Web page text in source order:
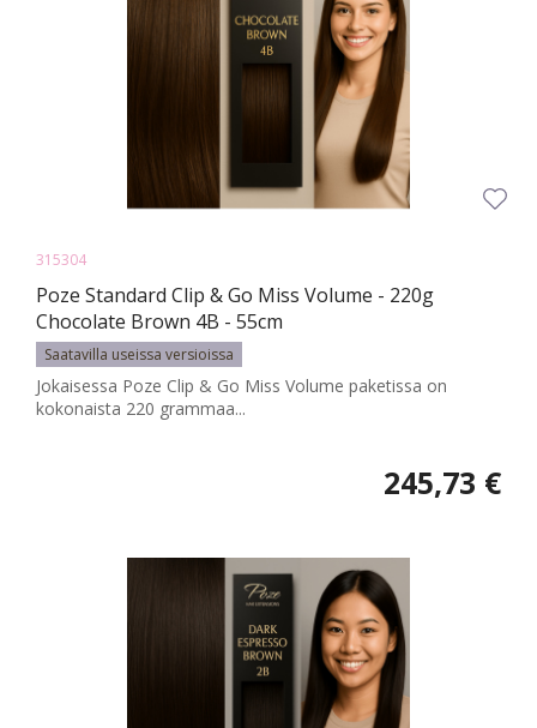
315304
Poze Standard Clip & Go Miss Volume - 220g
Chocolate Brown 4B - 55cm
Saatavilla useissa versioissa
Jokaisessa Poze Clip & Go Miss Volume paketissa on
kokonaista 220 grammaa...
245,73 €